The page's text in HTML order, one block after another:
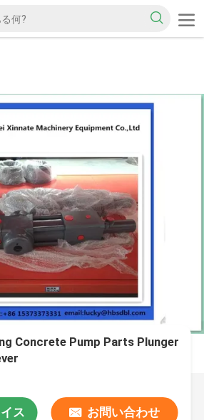
Concrete Pump Parts Plunger
ス お問い合わせ